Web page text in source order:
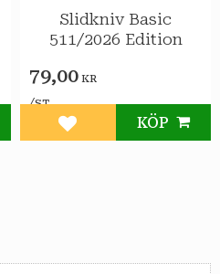
Slidkniv Basic
511/2026 Edition
79,00 KR
/ST
Lägg till i favoriter
KÖP